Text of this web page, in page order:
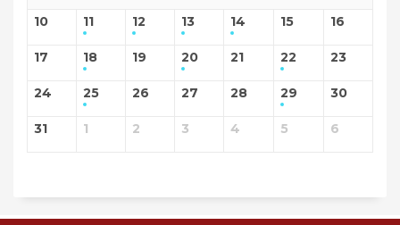
10 11 12 13 14 15 16
17 18 19 20 21 22 23
24 25 26 27 28 29 30
31 1 2 3 4 5 6